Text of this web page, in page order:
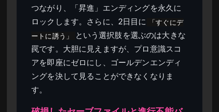
つながり、「昇進」エンディングを永久に
ロックします。さらに、2日目に
「すぐにデ
ートに誘う」
という選択肢を選ぶのは大きな
罠です。大胆に見えますが、プロ意識スコ
アを即座にゼロにし、ゴールデンエンディ
ングを決して見ることができなくなりま
す。